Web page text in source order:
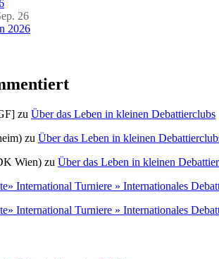
26
2026
zu Über das Leben in kleinen Debattierclubs
zu Über das Leben in kleinen
Wien) zu Über das Leben in kleinen
International Turniere » Internationales
International Turniere » Internationales